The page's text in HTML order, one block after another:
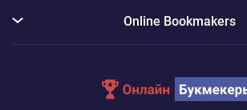
Online Bookmakers